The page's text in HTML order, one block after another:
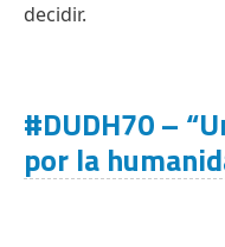
decidir.
#DUDH70 –
por la